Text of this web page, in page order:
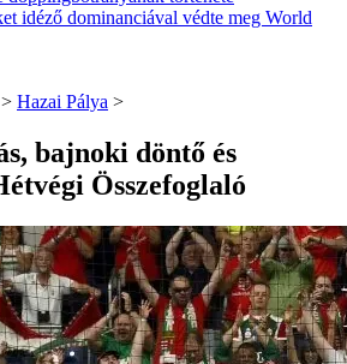
idéző dominanciával védte meg World
> Hazai Pálya >
bajnoki döntő és
Összefoglaló